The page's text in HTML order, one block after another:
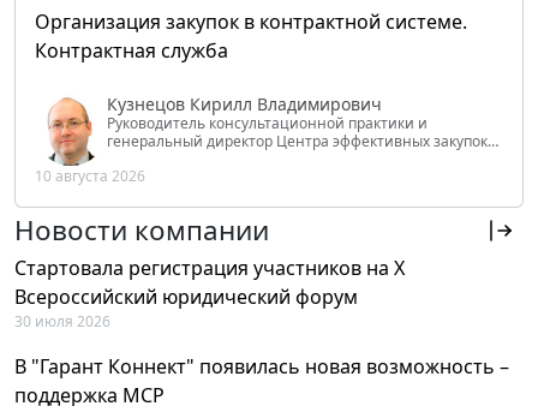
Организация закупок в контрактной системе.
Контрактная служба
Кузнецов Кирилл Владимирович
Руководитель консультационной практики и
генеральный директор Центра эффективных закупок
РФ
10 августа 2026
Новости компании
Стартовала регистрация участников на X
Всероссийский юридический форум
30 июля 2026
В "Гарант Коннект" появилась новая возможность –
поддержка MCP